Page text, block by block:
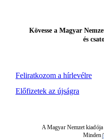
Feliratkozom a hírlevélre
Kövesse a Magyar
és
Előfizetek az újságra
A Magyar Nemzet
Minden